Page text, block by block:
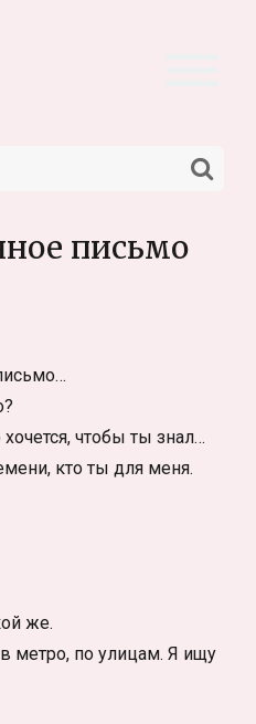
письмо
чтобы ты знал…
кто ты для меня.
же.
метро, по улицам. Я ищу